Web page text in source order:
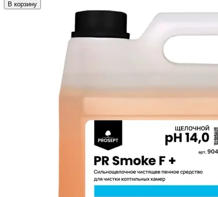
В корзину